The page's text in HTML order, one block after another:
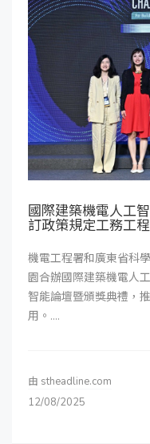
國際建築機電人工
訂政策規定工務工
機電工程署和廣東省科
園合辦國際建築機電人
智能論壇暨頒獎典禮，
用。....
由 stheadline.com
12/08/2025